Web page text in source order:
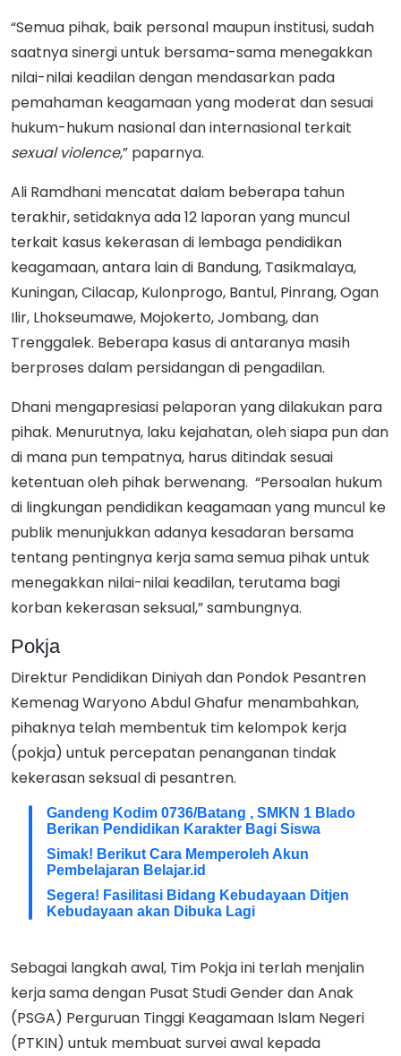
“Semua pihak, baik personal maupun institusi, sudah
saatnya sinergi untuk bersama-sama menegakkan
nilai-nilai keadilan dengan mendasarkan pada
pemahaman keagamaan yang moderat dan sesuai
hukum-hukum nasional dan internasional terkait
sexual violence,” paparnya.
Ali Ramdhani mencatat dalam beberapa tahun
terakhir, setidaknya ada 12 laporan yang muncul
terkait kasus kekerasan di lembaga pendidikan
keagamaan, antara lain di Bandung, Tasikmalaya,
Kuningan, Cilacap, Kulonprogo, Bantul, Pinrang, Ogan
Ilir, Lhokseumawe, Mojokerto, Jombang, dan
Trenggalek. Beberapa kasus di antaranya masih
berproses dalam persidangan di pengadilan.
Dhani mengapresiasi pelaporan yang dilakukan para
pihak. Menurutnya, laku kejahatan, oleh siapa pun dan
di mana pun tempatnya, harus ditindak sesuai
ketentuan oleh pihak berwenang. “Persoalan hukum
di lingkungan pendidikan keagamaan yang muncul ke
publik menunjukkan adanya kesadaran bersama
tentang pentingnya kerja sama semua pihak untuk
menegakkan nilai-nilai keadilan, terutama bagi
korban kekerasan seksual,” sambungnya.
Pokja
Direktur Pendidikan Diniyah dan Pondok Pesantren
Kemenag Waryono Abdul Ghafur menambahkan,
pihaknya telah membentuk tim kelompok kerja
(pokja) untuk percepatan penanganan tindak
kekerasan seksual di pesantren.
Gandeng Kodim 0736/Batang , SMKN 1 Blado
Berikan Pendidikan Karakter Bagi Siswa
Simak! Berikut Cara Memperoleh Akun
Pembelajaran Belajar.id
Segera! Fasilitasi Bidang Kebudayaan Ditjen
Kebudayaan akan Dibuka Lagi
Sebagai langkah awal, Tim Pokja ini terlah menjalin
kerja sama dengan Pusat Studi Gender dan Anak
(PSGA) Perguruan Tinggi Keagamaan Islam Negeri
(PTKIN) untuk membuat survei awal kepada